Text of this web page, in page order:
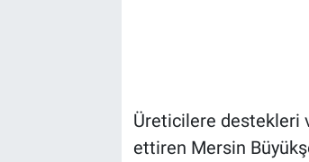
Üreticilere destekleri
ettiren Mersin